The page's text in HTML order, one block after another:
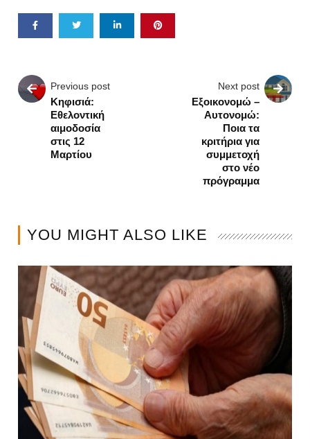
Previous post
Κηφισιά:
Εθελοντική
αιμοδοσία
στις 12
Μαρτίου
Next post
Εξοικονομώ –
Αυτονομώ:
Ποια τα
κριτήρια για
συμμετοχή
στο νέο
πρόγραμμα
YOU MIGHT ALSO LIKE